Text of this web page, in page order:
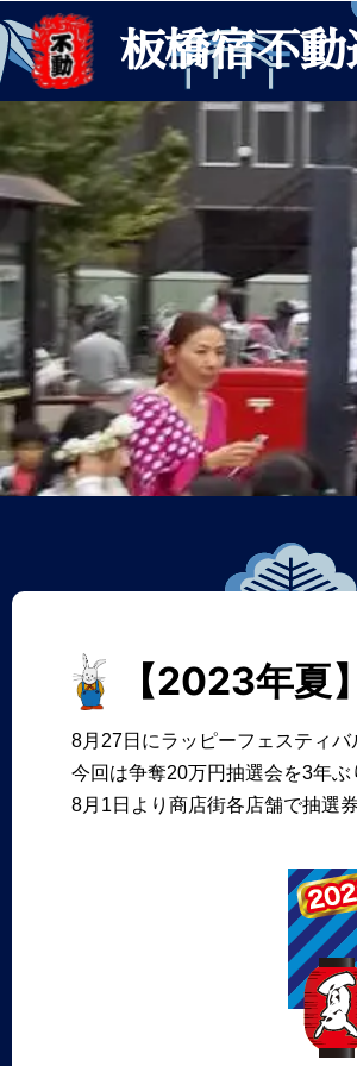
板橋宿不
【2023年夏
8月27日にラッピーフェスティバ
今回は争奪20万円抽選会を3年ぶ
8月1日より商店街各店舗で抽選